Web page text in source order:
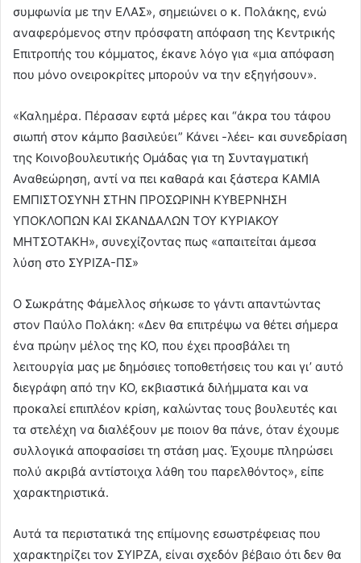
συμφωνία με την ΕΛΑΣ», σημειώνει ο κ. Πολάκης, ενώ
αναφερόμενος στην πρόσφατη απόφαση της Κεντρικής
Επιτροπής του κόμματος, έκανε λόγο για «μια απόφαση
που μόνο ονειροκρίτες μπορούν να την εξηγήσουν».
«Καλημέρα. Πέρασαν εφτά μέρες και “άκρα του τάφου
σιωπή στον κάμπο βασιλεύει” Κάνει -λέει- και συνεδρίαση
της Κοινοβουλευτικής Ομάδας για τη Συνταγματική
Αναθεώρηση, αντί να πει καθαρά και ξάστερα ΚΑΜΙΑ
ΕΜΠΙΣΤΟΣΥΝΗ ΣΤΗΝ ΠΡΟΣΩΡΙΝΗ ΚΥΒΕΡΝΗΣΗ
ΥΠΟΚΛΟΠΩΝ ΚΑΙ ΣΚΑΝΔΑΛΩΝ ΤΟΥ ΚΥΡΙΑΚΟΥ
ΜΗΤΣΟΤΑΚΗ», συνεχίζοντας πως «απαιτείται άμεσα
λύση στο ΣΥΡΙΖΑ-ΠΣ»
Ο Σωκράτης Φάμελλος σήκωσε το γάντι απαντώντας
στον Παύλο Πολάκη: «Δεν θα επιτρέψω να θέτει σήμερα
ένα πρώην μέλος της ΚΟ, που έχει προσβάλει τη
λειτουργία μας με δημόσιες τοποθετήσεις του και γι’ αυτό
διεγράφη από την ΚΟ, εκβιαστικά διλήμματα και να
προκαλεί επιπλέον κρίση, καλώντας τους βουλευτές και
τα στελέχη να διαλέξουν με ποιον θα πάνε, όταν έχουμε
συλλογικά αποφασίσει τη στάση μας. Έχουμε πληρώσει
πολύ ακριβά αντίστοιχα λάθη του παρελθόντος», είπε
χαρακτηριστικά.
Αυτά τα περιστατικά της επίμονης εσωστρέφειας που
χαρακτηρίζει τον ΣΥΙΡΖΑ, είναι σχεδόν βέβαιο ότι δεν θα